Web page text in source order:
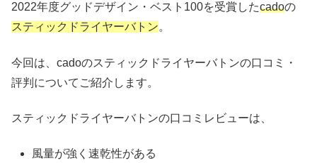
2022年度グッドデザイン・ベスト100を受賞したcadoの
スティックドライヤーバトン。
今回は、cadoのスティックドライヤーバトンの口コミ・
評判についてご紹介します。
スティックドライヤーバトンの口コミレビューは、
風量が強く速乾性がある